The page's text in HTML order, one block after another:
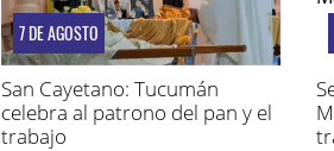
7 DE AGOSTO
San Cayetano: Tucumán
celebra al patrono del pan y el
trabajo